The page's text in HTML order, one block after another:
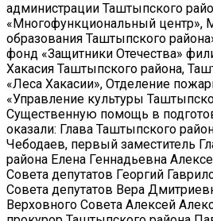
администрации Таштыпского
«Многофункциональный центр»,
образования Таштыпского
фонд «Защитники Отечества»
Хакасия Таштыпского района,
«Леса Хакасии», Отделение
«Управление культуры
Существенную помощь в
оказали: Глава Таштыпского
Чебодаев, первый заместитель
района Елена Геннадьевна
Совета депутатов Георгий
Совета депутатов Вера
Верховного Совета Алексей